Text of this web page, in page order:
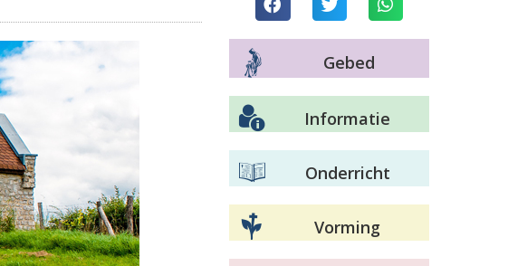
Gebed
Informatie
Onderricht
Vorming